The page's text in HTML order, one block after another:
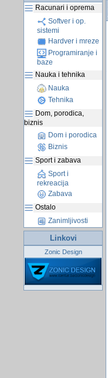
Racunari i oprema
Softver i op.
sistemi
Hardver i mreze
Programiranje i
baze
Nauka i tehnika
Nauka
Tehnika
Dom, porodica,
biznis
Dom i porodica
Biznis
Sport i zabava
Sport i
rekreacija
Zabava
Ostalo
Zanimljivosti
Linkovi
Zonic Design